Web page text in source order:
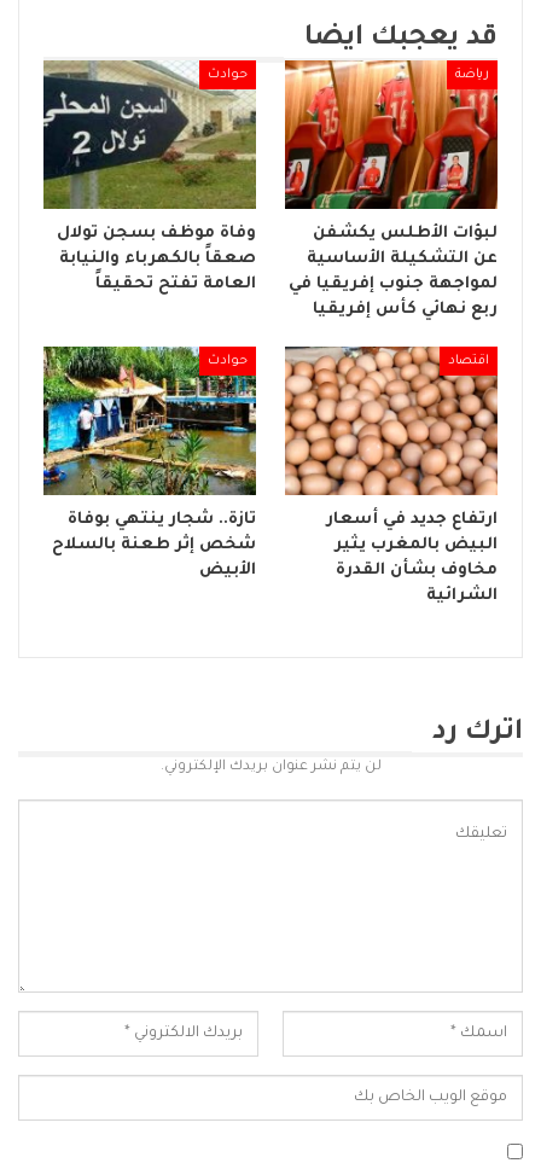
قد يعجبك ايضا
رياضة
لبؤات الأطلس يكشفن
عن التشكيلة الأساسية
لمواجهة جنوب إفريقيا في
ربع نهائي كأس إفريقيا
حوادث
وفاة موظف بسجن تولال
صعقاً بالكهرباء والنيابة
العامة تفتح تحقيقاً
اقتصاد
ارتفاع جديد في أسعار
البيض بالمغرب يثير
مخاوف بشأن القدرة
الشرائية
حوادث
تازة.. شجار ينتهي بوفاة
شخص إثر طعنة بالسلاح
الأبيض
اترك رد
لن يتم نشر عنوان بريدك الإلكتروني.